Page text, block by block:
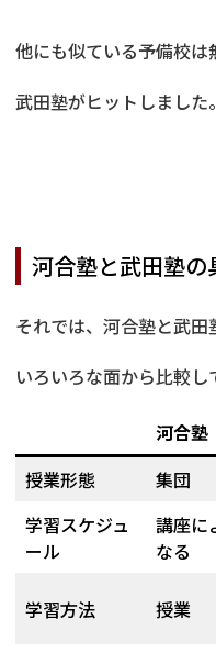
他にも似ている予備校は
武田塾がヒットしました。
河合塾と武田塾の
それでは、河合塾と武田
いろいろな面から比較し
河合塾
授業形態
集団
学習スケジュ
ール
講座に
なる
学習方法 授業